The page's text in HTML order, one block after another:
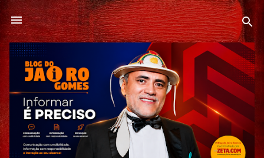
Pular para o conteúdo principal